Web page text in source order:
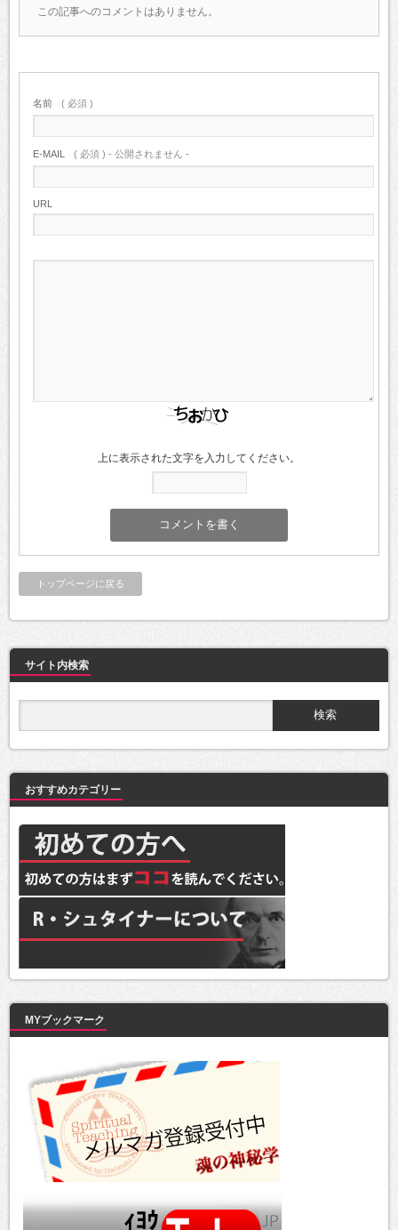
この記事へのコメントはありません。
名前 ( 必須 )
E-MAIL ( 必須 ) - 公開されません -
URL
上に表示された文字を入力してください。
トップページに戻る
サイト内検索
おすすめカテゴリー
MYブックマーク